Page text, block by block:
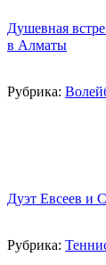
Душевная
в Алматы
Рубрика:
Дуэт Евсеев и
Рубрика: